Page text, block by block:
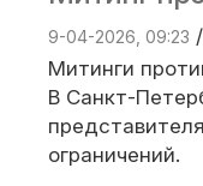
9-04-2026, 09:23
Митинги
В Санкт-
ограничений.